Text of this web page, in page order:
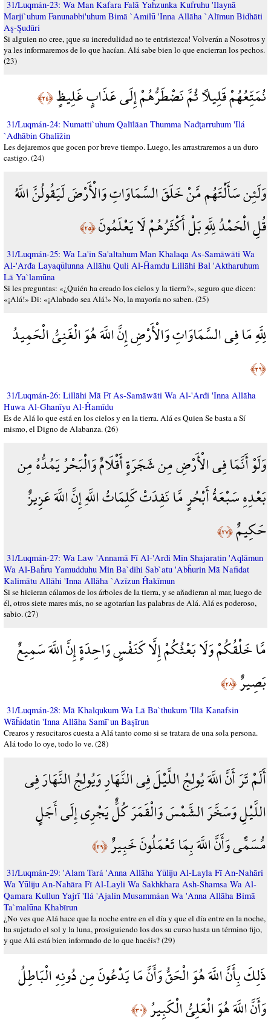
31/Luqmán-23: Wa Man Kafara Falā Yaĥzunka Kufruhu 'Ilaynā
Marji`uhum Fanunabbi'uhum Bimā `Amilū 'Inna Allāha `Alīmun Bidhāti
Aş-Şudūri
Si alguien no cree, ¡que su incredulidad no te entristezca! Volverán a Nosotros y
ya les informaremos de lo que hacían. Alá sabe bien lo que encierran los pechos.
(23)
نُمَتِّعُهُمْ قَلِيلًا ثُمَّ نَضْطَرُّهُمْ إِلَى عَذَابٍ غَلِيظٍ﴿٢٤﴾
31/Luqmán-24: Numatti`uhum Qalīlāan Thumma Nađţarruhum 'Ilá
`Adhābin Ghalīžin
Les dejaremos que gocen por breve tiempo. Luego, les arrastraremos a un duro
castigo. (24)
وَلَئِن سَأَلْتَهُم مَّنْ خَلَقَ السَّمَاوَاتِ وَالْأَرْضَ لَيَقُولُنَّ اللَّهُ
قُلِ الْحَمْدُ لِلَّهِ بَلْ أَكْثَرُهُمْ لَا يَعْلَمُونَ﴿٢٥﴾
31/Luqmán-25: Wa La'in Sa'altahum Man Khalaqa As-Samāwāti Wa
Al-'Arđa Layaqūlunna Allāhu Quli Al-Ĥamdu Lillāhi Bal 'Aktharuhum
Lā Ya`lamūna
Si les preguntas: «¿Quién ha creado los cielos y la tierra?», seguro que dicen:
«¡Alá!» Di: «¡Alabado sea Alá!» No, la mayoría no saben. (25)
لِلَّهِ مَا فِي السَّمَاوَاتِ وَالْأَرْضِ إِنَّ اللَّهَ هُوَ الْغَنِيُّ الْحَمِيدُ
﴿٢٦﴾
31/Luqmán-26: Lillāhi Mā Fī As-Samāwāti Wa Al-'Arđi 'Inna Allāha
Huwa Al-Ghanīyu Al-Ĥamīdu
Es de Alá lo que está en los cielos y en la tierra. Alá es Quien Se basta a Sí
mismo, el Digno de Alabanza. (26)
وَلَوْ أَنَّمَا فِي الْأَرْضِ مِن شَجَرَةٍ أَقْلَامٌ وَالْبَحْرُ يَمُدُّهُ مِن
بَعْدِهِ سَبْعَةُ أَبْحُرٍ مَّا نَفِدَتْ كَلِمَاتُ اللَّهِ إِنَّ اللَّهَ عَزِيزٌ
حَكِيمٌ﴿٢٧﴾
31/Luqmán-27: Wa Law 'Annamā Fī Al-'Arđi Min Shajaratin 'Aqlāmun
Wa Al-Baĥru Yamudduhu Min Ba`dihi Sab`atu 'Abĥurin Mā Nafidat
Kalimātu Allāhi 'Inna Allāha `Azīzun Ĥakīmun
Si se hicieran cálamos de los árboles de la tierra, y se añadieran al mar, luego de
él, otros siete mares más, no se agotarían las palabras de Alá. Alá es poderoso,
sabio. (27)
مَّا خَلْقُكُمْ وَلَا بَعْثُكُمْ إِلَّا كَنَفْسٍ وَاحِدَةٍ إِنَّ اللَّهَ سَمِيعٌ
بَصِيرٌ﴿٢٨﴾
31/Luqmán-28: Mā Khalqukum Wa Lā Ba`thukum 'Illā Kanafsin
Wāĥidatin 'Inna Allāha Samī`un Başīrun
Crearos y resucitaros cuesta a Alá tanto como si se tratara de una sola persona.
Alá todo lo oye, todo lo ve. (28)
أَلَمْ تَرَ أَنَّ اللَّهَ يُولِجُ اللَّيْلَ فِي النَّهَارِ وَيُولِجُ النَّهَارَ فِي
اللَّيْلِ وَسَخَّرَ الشَّمْسَ وَالْقَمَرَ كُلٌّ يَجْرِي إِلَى أَجَلٍ
مُّسَمًّى وَأَنَّ اللَّهَ بِمَا تَعْمَلُونَ خَبِيرٌ﴿٢٩﴾
31/Luqmán-29: 'Alam Tará 'Anna Allāha Yūliju Al-Layla Fī An-Nahāri
Wa Yūliju An-Nahāra Fī Al-Layli Wa Sakhkhara Ash-Shamsa Wa Al-
Qamara Kullun Yajrī 'Ilá 'Ajalin Musammáan Wa 'Anna Allāha Bimā
Ta`malūna Khabīrun
¿No ves que Alá hace que la noche entre en el día y que el día entre en la noche,
ha sujetado el sol y la luna, prosiguiendo los dos su curso hasta un término fijo,
y que Alá está bien informado de lo que hacéis? (29)
ذَلِكَ بِأَنَّ اللَّهَ هُوَ الْحَقُّ وَأَنَّ مَا يَدْعُونَ مِن دُونِهِ الْبَاطِلُ
وَأَنَّ اللَّهَ هُوَ الْعَلِيُّ الْكَبِيرُ﴿٣٠﴾